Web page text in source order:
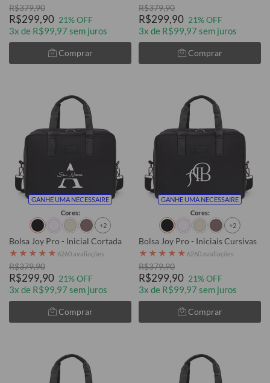
R$379,90
R$299,90 21% OFF
3x de R$99,97 sem juros
Comprar
R$379,90
R$299,90 21% OFF
3x de R$99,97 sem juros
Comprar
GANHE UMA NECESSAIRE
Cores:
+2
Bolsa Joy Pro - Inicial Cortada
★ ★ ★ ★ ★ 6260 avaliações
R$379,90
R$299,90 21% OFF
3x de R$99,97 sem juros
Comprar
GANHE UMA NECESSAIRE
Cores:
+2
Bolsa Joy Pro - Iniciais Cursivas
★ ★ ★ ★ ★ 6260 avaliações
R$379,90
R$299,90 21% OFF
3x de R$99,97 sem juros
Comprar